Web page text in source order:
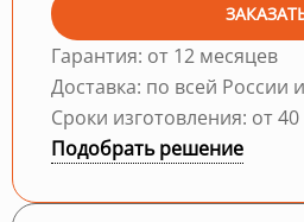
Гарантия: от 12 месяцев
Доставка: по всей России
Сроки изготовления: от
Подобрать решение